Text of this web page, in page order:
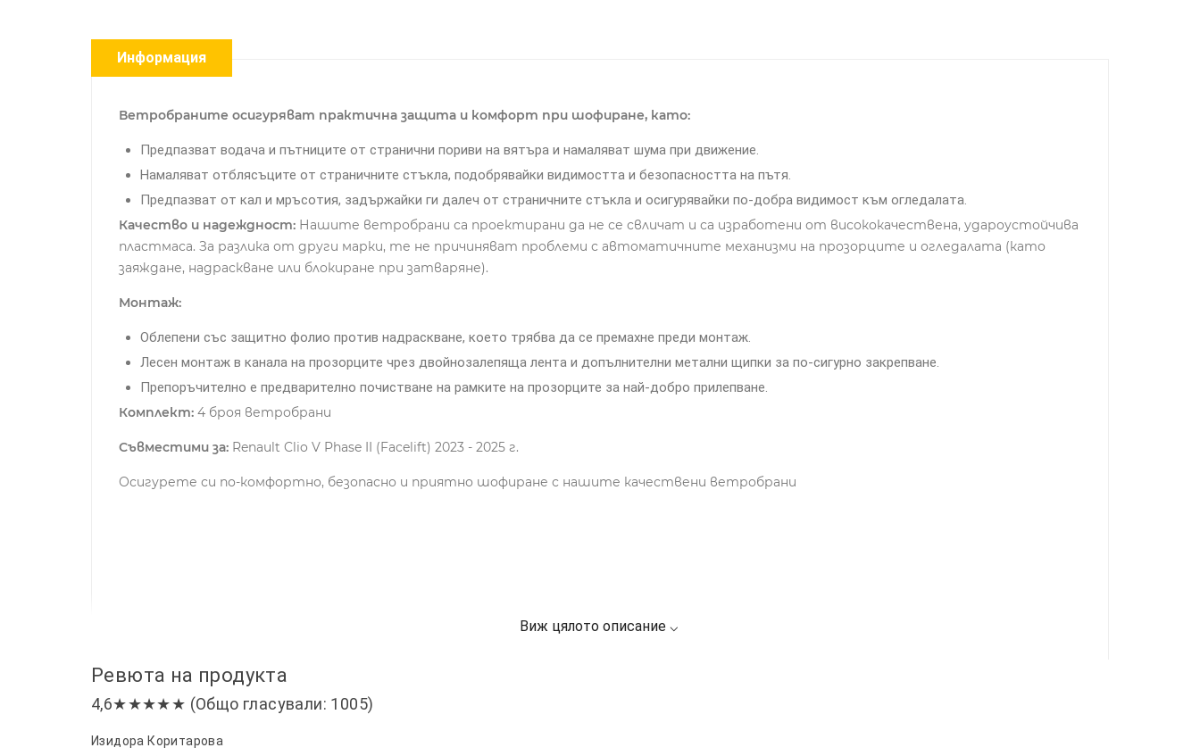
Информация
Ветробраните осигуряват практична защита и комфорт при шофиране, като:
Предпазват водача и пътниците от странични пориви на вятъра и намаляват шума при движение.
Намаляват отблясъците от страничните стъкла, подобрявайки видимостта и безопасността на пътя.
Предпазват от кал и мръсотия, задържайки ги далеч от страничните стъкла и осигурявайки по-добра видимост към огледалата.
Качество и надеждност: Нашите ветробрани са проектирани да не се свличат и са изработени от висококачествена, удароустойчива
пластмаса. За разлика от други марки, те не причиняват проблеми с автоматичните механизми на прозорците и огледалата (като
заяждане, надраскване или блокиране при затваряне).
Монтаж:
Облепени със защитно фолио против надраскване, което трябва да се премахне преди монтаж.
Лесен монтаж в канала на прозорците чрез двойнозалепяща лента и допълнителни метални щипки за по-сигурно закрепване.
Препоръчително е предварително почистване на рамките на прозорците за най-добро прилепване.
Комплект: 4 броя ветробрани
Съвместими за: Renault Clio V Phase II (Facelift) 2023 - 2025 г.
Осигурете си по-комфортно, безопасно и приятно шофиране с нашите качествени ветробрани
Ревюта на продукта
4,6★★★★★ (Общо гласували: 1005)
Изидора Коритарова